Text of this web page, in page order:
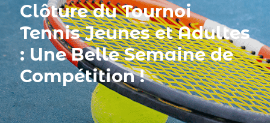
Clôture du Tournoi
Tennis Jeunes et Adultes
: Une Belle Semaine de
Compétition !